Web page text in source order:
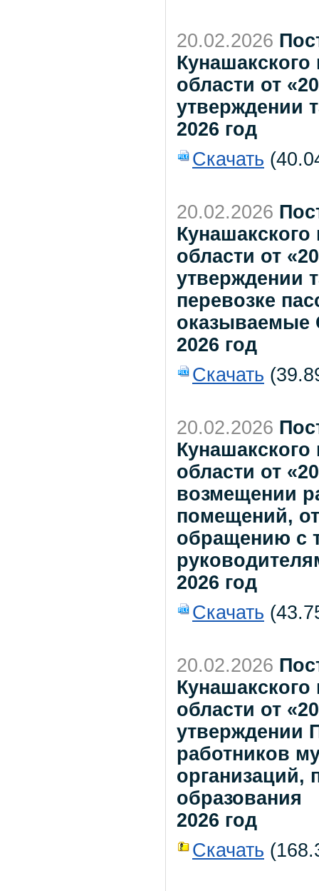
20.02.2026
области от
утверждении
2026 год
Скачать
20.02.2026
области от
утверждении
перевозке
оказываемые
2026 год
Скачать
20.02.2026
области от
возмещении
помещений,
обращению с
2026 год
Скачать
20.02.2026
области от
утверждении
работников
организаций,
образования
2026 год
Скачать